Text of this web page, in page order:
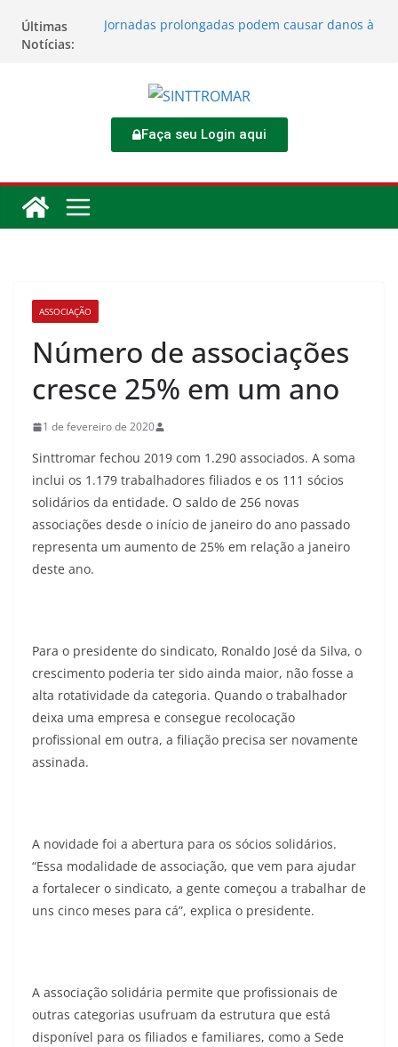
Últimas
Notícias:
Jornadas prolongadas podem causar danos à
Rodoviários se reúnem no 4º Congresso da
Sinttromar garante acordo de R$ 1,7 milhão e
corrige direitos de motoristas da
Transcocamar
dos trabalhadores
Faça seu Login aqui
ASSOCIAÇÃO
Número de associações
cresce 25% em um ano
1 de fevereiro de 2020
Sinttromar fechou 2019 com 1.290 associados. A soma
inclui os 1.179 trabalhadores filiados e os 111 sócios
solidários da entidade. O saldo de 256 novas
associações desde o início de janeiro do ano passado
representa um aumento de 25% em relação a janeiro
deste ano.
Para o presidente do sindicato, Ronaldo José da Silva, o
crescimento poderia ter sido ainda maior, não fosse a
alta rotatividade da categoria. Quando o trabalhador
deixa uma empresa e consegue recolocação
profissional em outra, a filiação precisa ser novamente
assinada.
A novidade foi a abertura para os sócios solidários.
“Essa modalidade de associação, que vem para ajudar
a fortalecer o sindicato, a gente começou a trabalhar de
uns cinco meses para cá”, explica o presidente.
A associação solidária permite que profissionais de
outras categorias usufruam da estrutura que está
disponível para os filiados e familiares, como a Sede